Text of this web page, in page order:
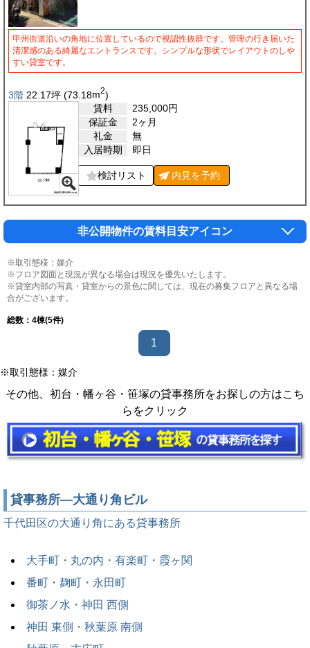
甲州街道沿いの角地に位置しているので視認性抜群です。管理の行き届いた
清潔感のある綺麗なエントランスです。シンプルな形状でレイアウトのしや
すい貸室です。
3階 22.17坪 (73.18m2)
賃料
235,000円
保証金
2ヶ月
礼金
無
入居時期
即日
検討リスト 内見を予約
非公開物件の賃料目安アイコン
※取引態様：媒介
※フロア図面と現況が異なる場合は現況を優先いたします。
※貸室内部の写真・貸室からの景色に関しては、現在の募集フロアと異なる場
合がございます。
総数： 4棟(5件)
1
※取引態様：媒介
その他、初台・幡ヶ谷・笹塚の貸事務所をお探しの方はこち
らをクリック
貸事務所―大通り角ビル
千代田区の大通り角にある貸事務所
大手町・丸の内・有楽町・霞ヶ関
番町・麹町・永田町
御茶ノ水・神田 西側
神田 東側・秋葉原 南側